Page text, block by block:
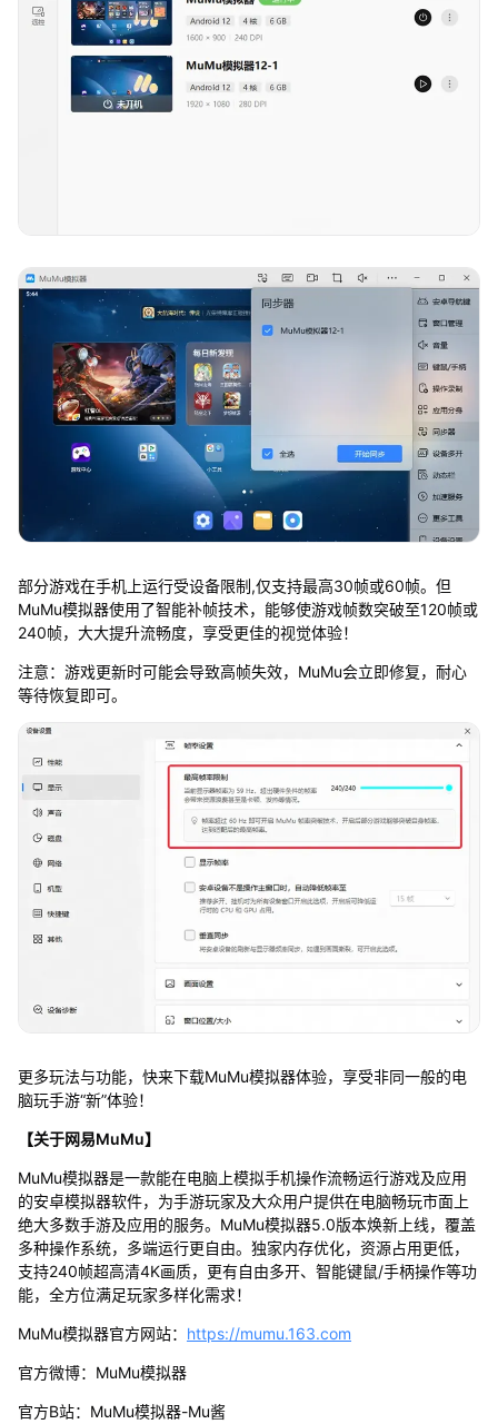
部分游戏在手机上运行受设备限制,仅支持最高30帧或60帧。但
MuMu模拟器使用了智能补帧技术，能够使游戏帧数突破至120帧或
240帧，大大提升流畅度，享受更佳的视觉体验！
注意：游戏更新时可能会导致高帧失效，MuMu会立即修复，耐心
等待恢复即可。
更多玩法与功能，快来下载MuMu模拟器体验，享受非同一般的电
脑玩手游“新”体验！
【关于网易MuMu】
MuMu模拟器是一款能在电脑上模拟手机操作流畅运行游戏及应用
的安卓模拟器软件，为手游玩家及大众用户提供在电脑畅玩市面上
绝大多数手游及应用的服务。MuMu模拟器5.0版本焕新上线，覆盖
多种操作系统，多端运行更自由。独家内存优化，资源占用更低，
支持240帧超高清4K画质，更有自由多开、智能键鼠/手柄操作等功
能，全方位满足玩家多样化需求！
MuMu模拟器官方网站： https://mumu.163.com
官方微博：MuMu模拟器
官方B站：MuMu模拟器-Mu酱